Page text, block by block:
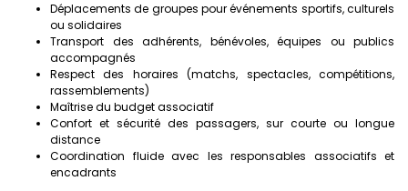
Déplacements de groupes pour événements sportifs, culturels
ou solidaires
Transport des adhérents, bénévoles, équipes ou publics
accompagnés
Respect des horaires (matchs, spectacles, compétitions,
rassemblements)
Maîtrise du budget associatif
Confort et sécurité des passagers, sur courte ou longue
distance
Coordination fluide avec les responsables associatifs et
encadrants